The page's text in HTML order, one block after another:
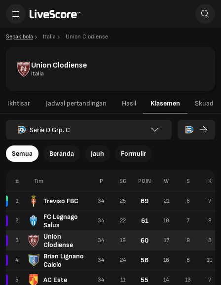
Sepak bola Italia Union Clodiense
Union Clodiense
Italia
Ikhtisar Jadwal pertandingan Hasil Klasemen Skuad
Serie D Grp. C
Semua Beranda Jauh Formulir
# Tim
1 Treviso FBC
2
FC Legnago
Salus
3
Union
Clodiense
4
Brian Lignano
Calcio
5 AC Este
P SG POIN W S K
34 25 69 21 6 7
34 22 61 18 7 9
34 19 60 17 9 8
34 24 56 16 8 10
34 11 55 14 13 7